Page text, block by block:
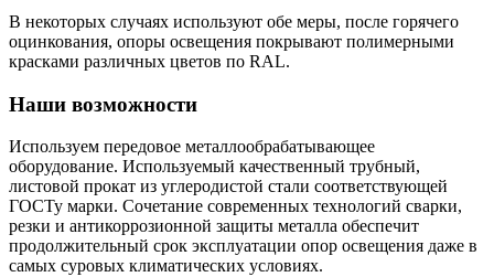
В некоторых случаях используют обе меры, после горячего
оцинкования, опоры освещения покрывают полимерными
красками различных цветов по RAL.
Наши возможности
Используем передовое металлообрабатывающее
оборудование. Используемый качественный трубный,
листовой прокат из углеродистой стали соответствующей
ГОСТу марки. Сочетание современных технологий сварки,
резки и антикоррозионной защиты металла обеспечит
продолжительный срок эксплуатации опор освещения даже в
самых суровых климатических условиях.